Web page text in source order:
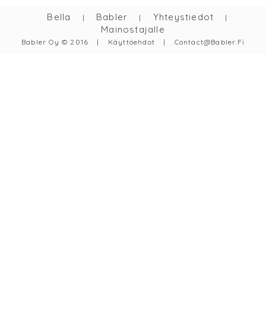
Bella | Babler | Yhteystiedot |
Mainostajalle
Babler Oy © 2016 | Käyttöehdot | Contact@babler.fi